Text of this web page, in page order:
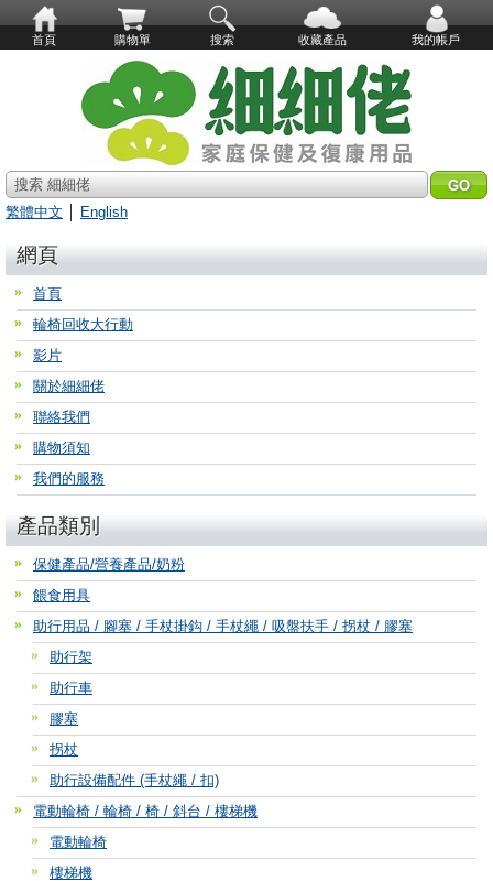
首頁 購物單 搜索 收藏產品 我的帳戶
搜索 細細佬
繁體中文
English
網頁
首頁
輪椅回收大行動
影片
關於細細佬
聯絡我們
購物須知
我們的服務
產品類別
保健產品/營養產品/奶粉
餵食用具
助行用品 / 腳塞 / 手杖掛鈎 / 手杖繩 / 吸盤扶手 / 拐杖 / 膠塞
助行架
助行車
膠塞
拐杖
助行設備配件 (手杖繩 / 扣)
電動輪椅 / 輪椅 / 椅 / 斜台 / 樓梯機
電動輪椅
樓梯機